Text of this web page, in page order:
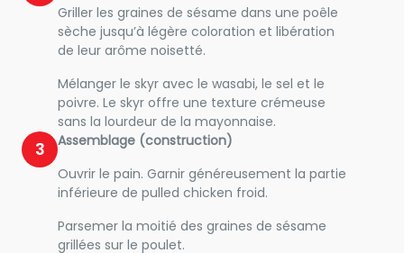
Griller les graines de sésame dans une poêle
sèche jusqu’à légère coloration et libération
de leur arôme noisetté.
Mélanger le skyr avec le wasabi, le sel et le
poivre. Le skyr offre une texture crémeuse
sans la lourdeur de la mayonnaise.
3
Assemblage (construction)
Ouvrir le pain. Garnir généreusement la partie
inférieure de pulled chicken froid.
Parsemer la moitié des graines de sésame
grillées sur le poulet.